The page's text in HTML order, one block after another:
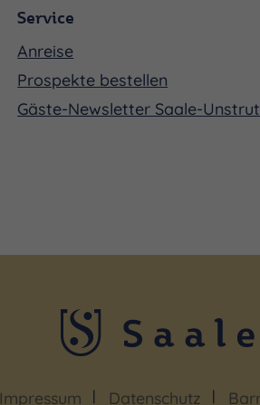
Service
Anreise
Prospekte bestellen
Gäste-Newsletter Saale-Unstrut
Impressum Datenschutz